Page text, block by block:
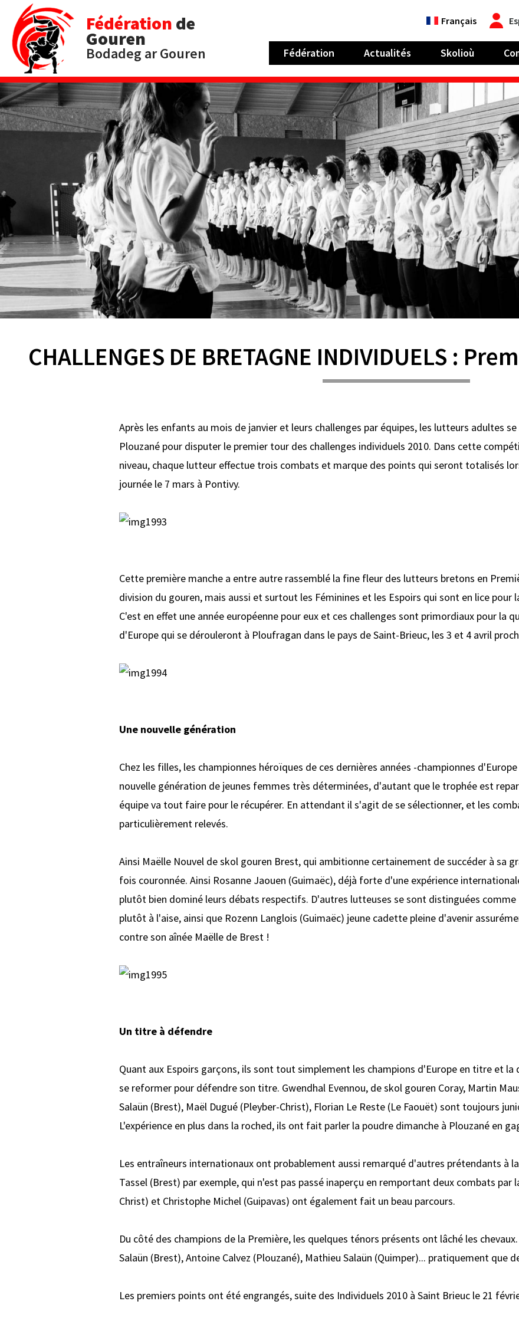
Fédération de
Gouren
Bodadeg ar Gouren
Français
Fédération Actualités Skolioù
CHALLENGES DE BRETAGNE INDIVIDUELS :
Après les enfants au mois de janvier et leurs challenges par équipes, les lutteurs adultes
Plouzané pour disputer le premier tour des challenges individuels 2010. Dans cette
niveau, chaque lutteur effectue trois combats et marque des points qui seront totalisés
journée le 7 mars à Pontivy.
Cette première manche a entre autre rassemblé la fine fleur des lutteurs bretons en
division du gouren, mais aussi et surtout les Féminines et les Espoirs qui sont en lice pour
C'est en effet une année européenne pour eux et ces challenges sont primordiaux pour la
d'Europe qui se dérouleront à Ploufragan dans le pays de Saint-Brieuc, les 3 et 4 avril
Une nouvelle génération
Chez les filles, les championnes héroïques de ces dernières années -championnes
nouvelle génération de jeunes femmes très déterminées, d'autant que le trophée est
équipe va tout faire pour le récupérer. En attendant il s'agit de se sélectionner, et les
particulièrement relevés.
Ainsi Maëlle Nouvel de skol gouren Brest, qui ambitionne certainement de succéder à sa
fois couronnée. Ainsi Rosanne Jaouen (Guimaëc), déjà forte d'une expérience
plutôt bien dominé leurs débats respectifs. D'autres lutteuses se sont distinguées comme
plutôt à l'aise, ainsi que Rozenn Langlois (Guimaëc) jeune cadette pleine d'avenir
contre son aînée Maëlle de Brest !
Un titre à défendre
Quant aux Espoirs garçons, ils sont tout simplement les champions d'Europe en titre et
se reformer pour défendre son titre. Gwendhal Evennou, de skol gouren Coray, Martin
Salaün (Brest), Maël Dugué (Pleyber-Christ), Florian Le Reste (Le Faouët) sont toujours
L'expérience en plus dans la roched, ils ont fait parler la poudre dimanche à Plouzané en
Les entraîneurs internationaux ont probablement aussi remarqué d'autres prétendants à
Tassel (Brest) par exemple, qui n'est pas passé inaperçu en remportant deux combats par
Christ) et Christophe Michel (Guipavas) ont également fait un beau parcours.
Du côté des champions de la Première, les quelques ténors présents ont lâché les
Salaün (Brest), Antoine Calvez (Plouzané), Mathieu Salaün (Quimper)... pratiquement que
Les premiers points ont été engrangés, suite des Individuels 2010 à Saint Brieuc le 21